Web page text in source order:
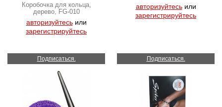
Коробочка для кольца,
дерево, FG-010
авторизуйтесьили
зарегистрируйтесь
авторизуйтесьили
зарегистрируйтесь
Подписаться. Подписаться.